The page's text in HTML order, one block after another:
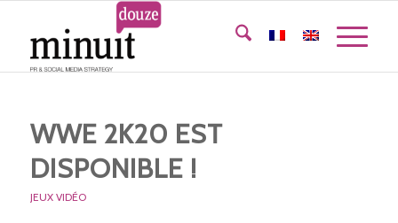
WWE 2K20 EST
DISPONIBLE !
JEUX VIDÉO